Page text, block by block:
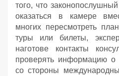
того, что
оказаться в камере
многих пересмотреть
туры или билеты,
наготове контакты
проверять информацию о
со стороны